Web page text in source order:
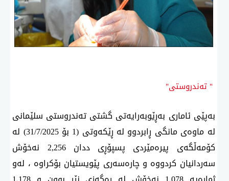
" تەندروستی"
بەپێی ئاماری بەڕێوبەرایەتی گشتی تەندروستی سلێمانی
لە ماوەی مانگی ڕابردوو لە ڕێكەوتی (1 بۆ 31/7/2025) لە
كۆمەڵگەی پیرەمێردی پسپۆڕی ددان 2,256 نەخۆش
سەردانیان كردووە و چارەسەری پێویستیان بۆكراوە ، لەو